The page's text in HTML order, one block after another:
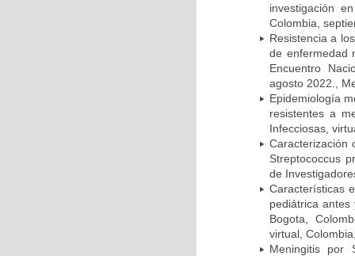
investigación
Colombia,
Resistencia a
de enfermedad
Encuentro
agosto 2022.,
Epidemiología
resistentes a
Infecciosas,
Caracterización
Streptococcus
de
Características
pediátrica
Bogota,
virtual,
Meningitis por